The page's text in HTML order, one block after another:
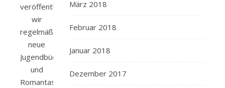
veröffentlichen
wir
regelmäßig
neue
Jugendbücher
und
Romantasy-
März 2018
Februar 2018
Januar 2018
Dezember 2017